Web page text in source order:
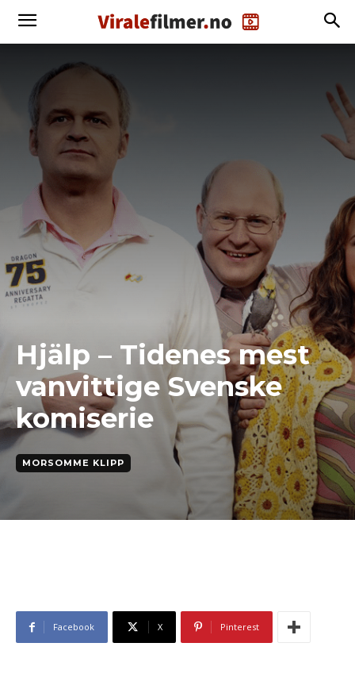
Hjälp – Tidenes mest
vanvittige Svenske
komiserie
MORSOMME KLIPP
Facebook X Pinterest